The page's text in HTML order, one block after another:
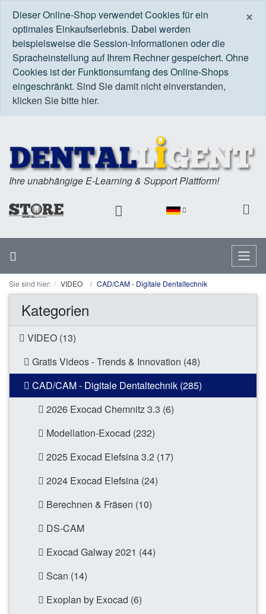
×
Dieser Online-Shop verwendet Cookies für ein
optimales Einkaufserlebnis. Dabei werden
beispielsweise die Session-Informationen oder die
Spracheinstellung auf Ihrem Rechner gespeichert. Ohne
Cookies ist der Funktionsumfang des Online-Shops
eingeschränkt. Sind Sie damit nicht einverstanden,
klicken Sie bitte hier.
Ihre unabhängige E-Learning & Support Plattform!
Menü
Sie sind hier: VIDEO CAD/CAM - Digitale Dentaltechnik
Kategorien
VIDEO (13)
Gratis Videos - Trends & Innovation (48)
CAD/CAM - Digitale Dentaltechnik (285)
2026 Exocad Chemnitz 3.3 (6)
Modellation-Exocad (232)
2025 Exocad Elefsina 3.2 (17)
2024 Exocad Elefsina (24)
Berechnen & Fräsen (10)
DS-CAM
Exocad Galway 2021 (44)
Scan (14)
Exoplan by Exocad (6)